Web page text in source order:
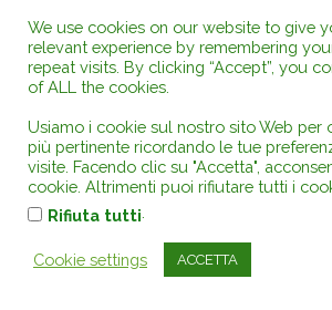
Il 03/10/2013
IL SEGRETARIO
(Art. 89, co. 3, cod. proc. amm.)
RICERCA GENERALE su tutta la
Autorità
C. G. A.
Consiglio di Stato
We use cookies on our website to give
relevant experience by remembering
repeat visits. By clicking “Accept”, you
of ALL the cookies.
Usiamo i cookie sul nostro sito Web per
più pertinente ricordando le tue
visite. Facendo clic su "Accetta",
cookie. Altrimenti puoi rifiutare tutti i
Rifiuta tutti
Cookie settings ACCETTA